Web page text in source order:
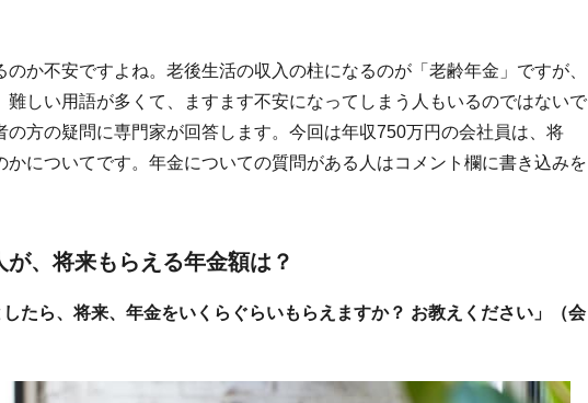
か不安ですよね。老後生活の収入の柱になるのが「老齢年金」ですが、
難しい用語が多くて、ますます不安になってしまう人もいるのではないで
の方の疑問に専門家が回答します。今回は年収750万円の会社員は、将
かについてです。年金についての質問がある人はコメント欄に書き込みを
、将来もらえる年金額は？
したら、将来、年金をいくらぐらいもらえますか？ お教えください」（会